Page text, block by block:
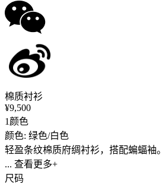
棉质衬衫
¥9,500
1颜色
颜色: 绿色/白色
轻盈条纹棉质府绸衬衫，搭配蝙蝠袖。
... 查看更多+
尺码